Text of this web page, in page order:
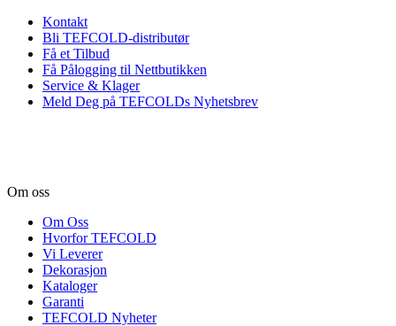
Kontakt
Bli TEFCOLD-distributør
Få et Tilbud
Få Pålogging til Nettbutikken
Service & Klager
Meld Deg på TEFCOLDs Nyhetsbrev
Om oss
Om Oss
Hvorfor TEFCOLD
Vi Leverer
Dekorasjon
Kataloger
Garanti
TEFCOLD Nyheter